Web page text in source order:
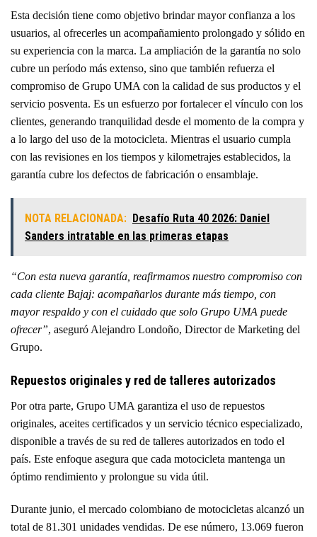
Esta decisión tiene como objetivo brindar mayor confianza a los
usuarios, al ofrecerles un acompañamiento prolongado y sólido en
su experiencia con la marca. La ampliación de la garantía no solo
cubre un período más extenso, sino que también refuerza el
compromiso de Grupo UMA con la calidad de sus productos y el
servicio posventa. Es un esfuerzo por fortalecer el vínculo con los
clientes, generando tranquilidad desde el momento de la compra y
a lo largo del uso de la motocicleta. Mientras el usuario cumpla
con las revisiones en los tiempos y kilometrajes establecidos, la
garantía cubre los defectos de fabricación o ensamblaje.
NOTA RELACIONADA: Desafío Ruta 40 2026: Daniel
Sanders intratable en las primeras etapas
“Con esta nueva garantía, reafirmamos nuestro compromiso con
cada cliente Bajaj: acompañarlos durante más tiempo, con
mayor respaldo y con el cuidado que solo Grupo UMA puede
ofrecer”, aseguró Alejandro Londoño, Director de Marketing del
Grupo.
Repuestos originales y red de talleres autorizados
Por otra parte, Grupo UMA garantiza el uso de repuestos
originales, aceites certificados y un servicio técnico especializado,
disponible a través de su red de talleres autorizados en todo el
país. Este enfoque asegura que cada motocicleta mantenga un
óptimo rendimiento y prolongue su vida útil.
Durante junio, el mercado colombiano de motocicletas alcanzó un
total de 81.301 unidades vendidas. De ese número, 13.069 fueron